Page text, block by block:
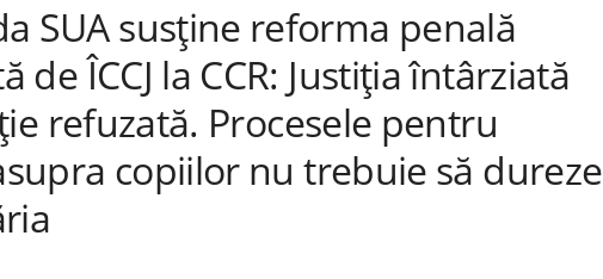
SUA susține reforma penală
de ÎCCJ la CCR: Justiția întârziată
refuzată. Procesele pentru
copiilor nu trebuie să dureze